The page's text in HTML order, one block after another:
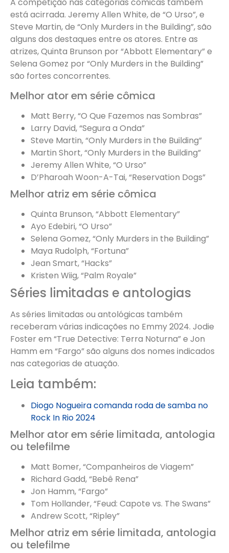
está acirrada. Jeremy Allen White, de “O Urso”, e
Steve Martin, de “Only Murders in the Building”, são
alguns dos destaques entre os atores. Entre as
atrizes, Quinta Brunson por “Abbott Elementary” e
Selena Gomez por “Only Murders in the Building”
são fortes concorrentes.
Melhor ator em série cômica
Matt Berry, “O Que Fazemos nas Sombras”
Larry David, “Segura a Onda”
Steve Martin, “Only Murders in the Building”
Martin Short, “Only Murders in the Building”
Jeremy Allen White, “O Urso”
D’Pharoah Woon-A-Tai, “Reservation Dogs”
Melhor atriz em série cômica
Quinta Brunson, “Abbott Elementary”
Ayo Edebiri, “O Urso”
Selena Gomez, “Only Murders in the Building”
Maya Rudolph, “Fortuna”
Jean Smart, “Hacks”
Kristen Wiig, “Palm Royale”
Séries limitadas e antologias
As séries limitadas ou antológicas também
receberam várias indicações no Emmy 2024. Jodie
Foster em “True Detective: Terra Noturna” e Jon
Hamm em “Fargo” são alguns dos nomes indicados
nas categorias de atuação.
Leia também:
Diogo Nogueira comanda roda de samba no
Rock In Rio 2024
Melhor ator em série limitada, antologia
ou telefilme
Matt Bomer, “Companheiros de Viagem”
Richard Gadd, “Bebê Rena”
Jon Hamm, “Fargo”
Tom Hollander, “Feud: Capote vs. The Swans”
Andrew Scott, “Ripley”
Melhor atriz em série limitada, antologia
ou telefilme